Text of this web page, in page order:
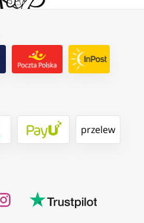
przelew